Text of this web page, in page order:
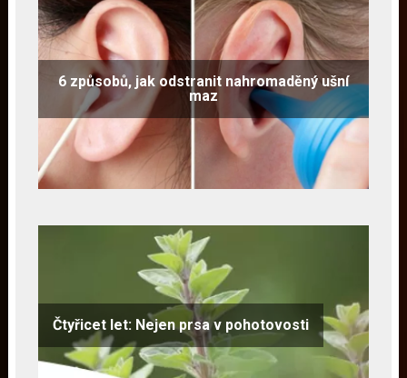
6 způsobů, jak odstranit nahromaděný ušní
maz
Čtyřicet let: Nejen prsa v pohotovosti